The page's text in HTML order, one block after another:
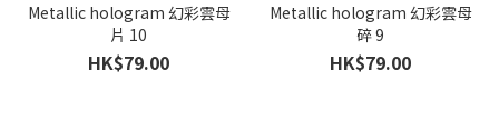
Metallic hologram 幻彩雲母
片 10
HK$79.00
Metallic hologram 幻彩雲母
碎 9
HK$79.00